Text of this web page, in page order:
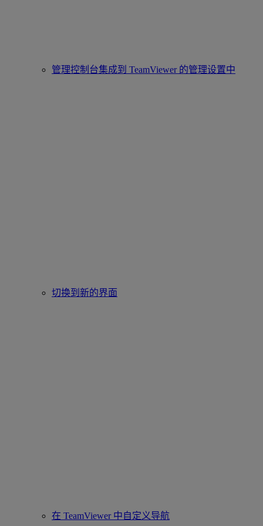
管理控制台集成到 TeamViewer 的管理设置中
切换到新的界面
在 TeamViewer 中自定义导航